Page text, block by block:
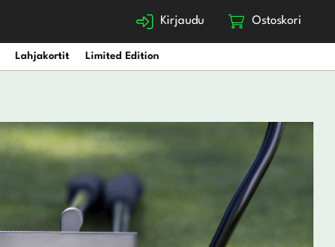
Kirjaudu Ostoskori
Lahjakortit Limited Edition